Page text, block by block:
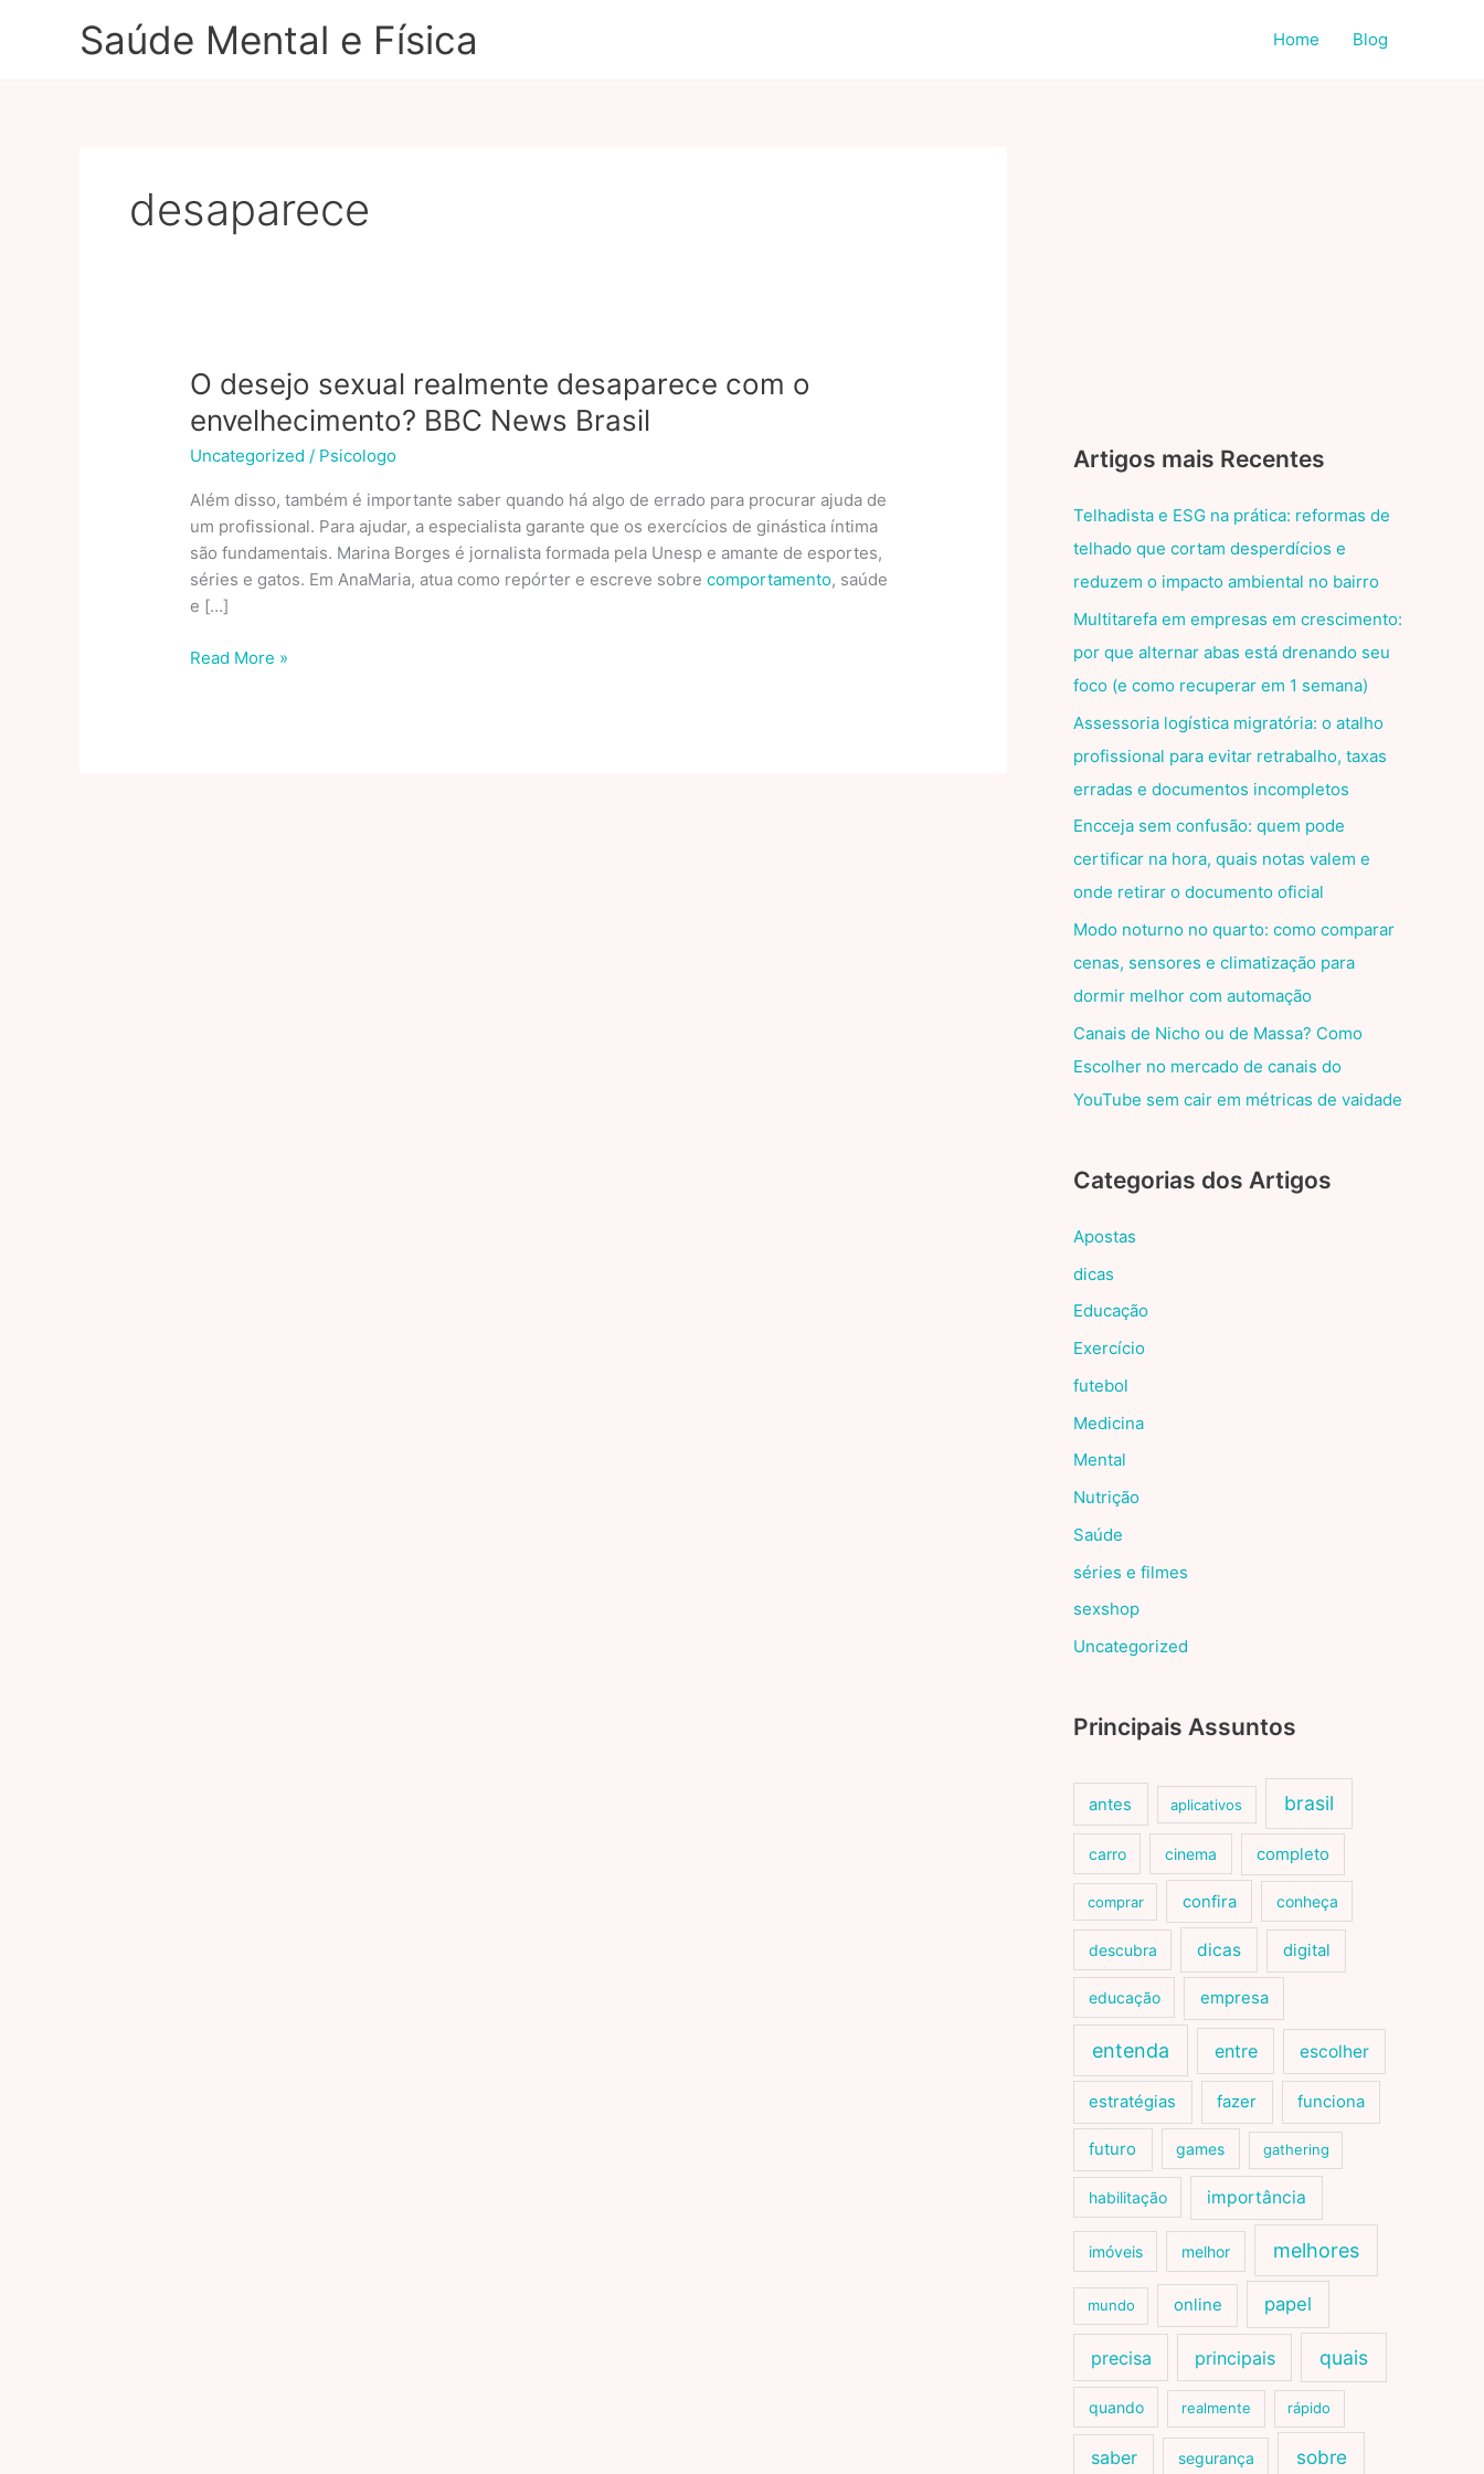
Saúde Mental e Física Home Blog
desaparece
O desejo sexual realmente desaparece com o
envelhecimento? BBC News Brasil
Uncategorized / Psicologo
Além disso, também é importante saber quando há algo de errado para procurar ajuda de
um profissional. Para ajudar, a especialista garante que os exercícios de ginástica íntima
são fundamentais. Marina Borges é jornalista formada pela Unesp e amante de esportes,
séries e gatos. Em AnaMaria, atua como repórter e escreve sobrecomportamento, saúde
e […]
O
Read More »
Artigos mais Recentes
Telhadista e ESG na prática: reformas de
telhado que cortam desperdícios e
reduzem o impacto ambiental no bairro
Multitarefa em empresas em crescimento:
por que alternar abas está drenando seu
foco (e como recuperar em 1 semana)
Assessoria logística migratória: o atalho
profissional para evitar retrabalho, taxas
erradas e documentos incompletos
Encceja sem confusão: quem pode
certificar na hora, quais notas valem e
onde retirar o documento oficial
Modo noturno no quarto: como comparar
cenas, sensores e climatização para
dormir melhor com automação
Canais de Nicho ou de Massa? Como
Escolher no mercado de canais do
YouTube sem cair em métricas de vaidade
Categorias dos Artigos
Apostas
dicas
Educação
Exercício
futebol
Medicina
Mental
Nutrição
Saúde
séries e filmes
sexshop
Uncategorized
Principais Assuntos
antes aplicativos brasil
carro cinema completo
comprar confira conheça
descubra dicas digital
educação empresa
entenda entre escolher
estratégias fazer funciona
futuro games gathering
habilitação importância
imóveis melhor melhores
mundo online papel
precisa principais quais
quando realmente rápido
saber segurança sobre